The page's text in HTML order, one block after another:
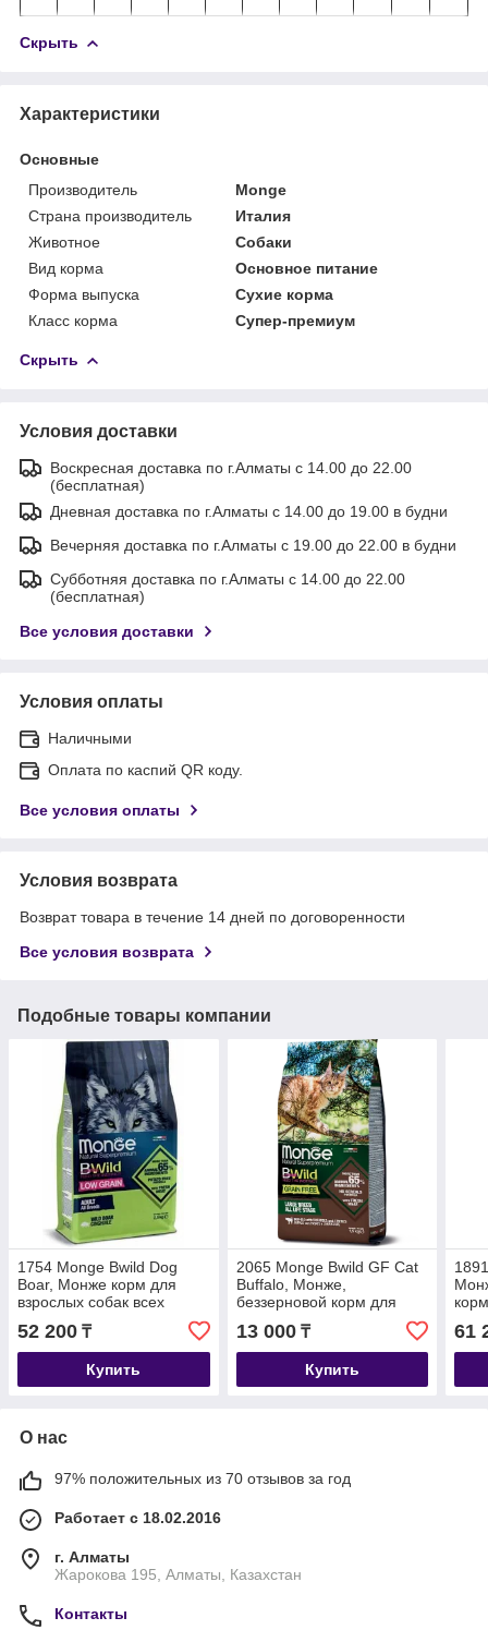
Скрыть
Характеристики
Основные
Производитель
Monge
Страна производитель
Италия
Животное
Собаки
Вид корма
Основное питание
Форма выпуска
Сухие корма
Класс корма
Супер-премиум
Скрыть
Условия доставки
Воскресная доставка по г.Алматы с 14.00 до 22.00
(бесплатная)
Дневная доставка по г.Алматы с 14.00 до 19.00 в будни
Вечерняя доставка по г.Алматы с 19.00 до 22.00 в будни
Субботняя доставка по г.Алматы с 14.00 до 22.00
(бесплатная)
Все условия доставки
Условия оплаты
Наличными
Оплата по каспий QR коду.
Все условия оплаты
Условия возврата
Возврат товара в течение 14 дней по договоренности
Все условия возврата
Подобные товары компании
1754 Monge Bwild Dog
Boar, Монже корм для
взрослых собак всех
пород с мясом кабана,
низкозерновой, уп.12кг.
52 200 ₸
Купить
2065 Monge Bwild GF Cat
Buffalo, Монже,
беззерновой корм для
взрослых кошек с мясом
буйвола, уп. 1,5кг.
13 000₸
Купить
61
О нас
97% положительных из 70 отзывов за год
Работает с 18.02.2016
г. Алматы
Жарокова 195, Алматы, Казахстан
Контакты